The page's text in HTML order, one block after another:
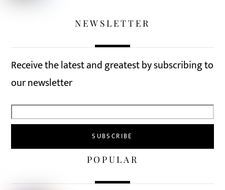
NEWSLETTER
Receive the latest and greatest by subscribing to
our newsletter
POPULAR